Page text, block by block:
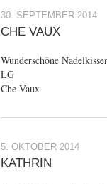
30. SEPTEMBER 2014
CHE VAUX
Wunderschöne
LG
Che Vaux
5. OKTOBER 2014
KATHRIN